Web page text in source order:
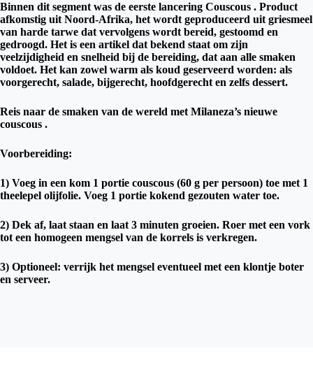
Binnen dit segment was de eerste lancering Couscous . Product
afkomstig uit Noord-Afrika, het wordt geproduceerd uit griesmeel
van harde tarwe dat vervolgens wordt bereid, gestoomd en
gedroogd. Het is een artikel dat bekend staat om zijn
veelzijdigheid en snelheid bij de bereiding, dat aan alle smaken
voldoet. Het kan zowel warm als koud geserveerd worden: als
voorgerecht, salade, bijgerecht, hoofdgerecht en zelfs dessert.
Reis naar de smaken van de wereld met Milaneza’s nieuwe
couscous .
Voorbereiding:
1) Voeg in een kom 1 portie couscous (60 g per persoon) toe met 1
theelepel olijfolie. Voeg 1 portie kokend gezouten water toe.
2) Dek af, laat staan ​​en laat 3 minuten groeien. Roer met een vork
tot een homogeen mengsel van de korrels is verkregen.
3) Optioneel: verrijk het mengsel eventueel met een klontje boter
en serveer.